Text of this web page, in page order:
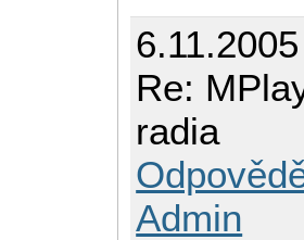
Re:
radia
Admin